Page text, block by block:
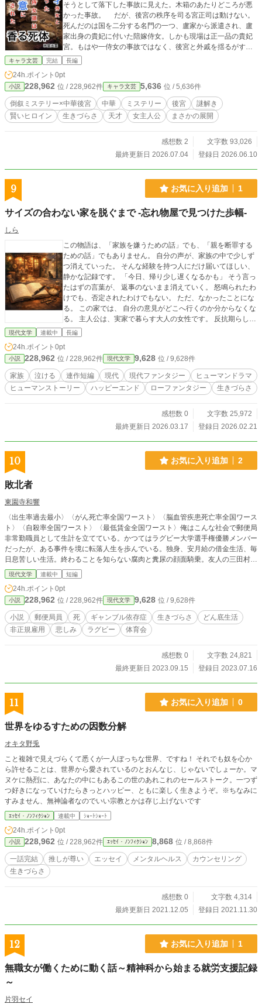
そうとして落下した事故に見えた。木箱のあたりどころが悪
かった事故。 だが、後宮の秩序を司る宮正司は動けない。
死んだのは国を二分する名門の一つ、盧家から派遣され、盧
家出身の貴妃に付いた陪嫁侍女。しかも現場は正一品の貴妃
宮。もはや一侍女の事故ではなく、後宮と外戚を揺るがす政
治案件だった。 陪嫁侍女はただの侍女ではない。貴妃が辱
告係。報告内容は、朝廷での妃の扱いや他の妃の動向など多
岐にわたる。そんな侍女が死んだとなると貴妃にとって後宮
は安全な場所ではないと実家は判断する。 皇后・崔静麗
は、賢妃・竺玲玲に調査を命じる。玲玲は上級妃でありなが
ら、皇帝と皇后だけが知る秘密の役目を持っていた。かつて
れた侍女は誰も敵わないほど優秀で、侍女頭・美友は無能だ
が人がいい。部下の方が優秀であることで起きる問題。事件
た、この舞台を作るために、陰で侍女頭・美友の下に優秀な
部下（今回の被害者）が送られてくるよう画策した人物がい
のある薬草を湯に溶かしていた。本当に貴妃の子を奪おうと
殺事件が生んだ後宮の掟のために、事件当時、美友は精神的
に追い詰められていた。その掟を作ったのが、事件を調査す
る賢妃・玲玲本人だった。事件の発端は自分が作った制度。
調査する本人も当事者として引き摺り込まれる。 そんな混
乱の中、まだ調査も終わっていないのに、盧家の使者が後宮
を訪れ、朝廷に圧力をかけてくる。まさか、事故で終わらせ
るわけはないよなと。 名門盧家は、例え事故であったとし
ても、それを簡単に受け入れれば、他の門閥貴族になめられ
る。怒りがなくても怒らなければならない立場なのだ。誰か
間から始まる倒叙ミステリーである。 しかし暴かれるの
は、犯人だけではない。 善意、嫉妬、謀略、恐怖――後宮
に閉じ込められた女たちの心が、薫衣草の香りの奥から染み
出すように立ちのぼる。 初めて弱音を吐く玲玲は、この事
件を解決できるのか。 全23話 完成済み、順次公開。 唐代
キャラ文芸 完結 長編
24h.ポイント 0pt
小説 228,962 位 / 228,962件 キャラ文芸 5,636 位 / 5,636件
倒叙ミステリー×中華後宮 中華 ミステリー 後宮
謎解き
賢いヒロイン
生きづらさ 天才 女主人公 まさかの展開
感想数 2
文字数 93,026
最終更新日 2026.07.04
登録日 2026.06.10
9 お気に入り追加 1
サイズの合わない家を脱ぐまで -忘れ物屋で見つけた歩幅-
しら
この物語は、「家族を嫌うための話」でも、「親を断罪する
ための話」でもありません。 自分の声が、家族の中で少しず
つ消えていった。 そんな経験を持つ人にだけ届いてほしい、
静かな記録です。 「今日、帰り少し遅くなるかも」 そう言っ
たはずの言葉が、 返事のないまま消えていく。 怒鳴られたわ
けでも、否定されたわけでもない。 ただ、なかったことにな
る。 この家では、 自分の意見がどこへ行くのか分からなくな
る。 主人公は、実家で暮らす大人の女性です。 反抗期らしい
反抗もせず、 「いい子」のまま年を重ねてきました。 ある
す。 母は三十分だけ姿を消し、 何事もなかったように戻って
きた。 見捨てられたわけじゃない。 でも、「いなくなること
はできる」と知ってしまった。 怒鳴られるよりも静かで、無
視されるよりも重い、空白の時間。 その感覚が、胸の奥に残
ります。 街の路地にある、少し不思議な店。 名前は「忘れ物
役割として背負ってきたものが、 “物”の形で置かれていま
「これは私のものだったのかもしれない」 と気づくための場
き、 初めて選べる距離があります。 近づかなくても、家族だ
った。 離れることで、続けられる関係もある。 これは、
「家族から逃げる話」ではありません。 「家族を許す話」で
もありません。 自分の歩幅を取り戻す話です。 静かな語り口
で進む連作短編です。 ホラーではありません。 でも、少しだ
け、不思議な気配があります。 重いテーマを含みますが、あ
しくなったら、いつでも本を閉じてください。 この物語は、
最後まで読み切ることよりも、あなたが呼吸を整えることを
大切にしたいと思っています。 もし今、 ・家族と距離を取り
たいと思っている ・「自分が悪いのかもしれない」と考え続
けてきた ・どこにも行けない気がしている そんな状態なら、
は出しません。 正解も示しません。 ただ、 「もう少し息を
してもいい場所」があることを、 そっと置いておきます。
現代文学 連載中 長編
24h.ポイント 0pt
小説 228,962 位 / 228,962件 現代文学 9,628 位 / 9,628件
家族 泣ける 連作短編 現代 現代ファンタジー
ヒューマンドラマ
ヒューマンストーリー
ハッピーエンド ローファンタジー 生きづらさ
感想数 0
文字数 25,972
最終更新日 2026.03.17
登録日 2026.02.21
10 お気に入り追加 2
敗北者
東園寺和響
〈出生率過去最小〉〈がん死亡率全国ワースト〉〈脳血管疾患死亡率全国ワース
ト〉〈自殺率全国ワースト〉〈最低賃金全国ワースト〉俺はこんな社会で郵便局
非常勤職員として生計を立てている。かつてはラグビー大学選手権優勝メンバー
だったが、ある事件を境に転落人生を歩んでいる。独身、安月給の借金生活、毎
日息苦しい生活。終わることを知らない腐肉と糞尿の顔面騎乗。友人の三田村は
教員採用試験になかなか合格せず、未だに臨時講師として働いている。這い上が
るチャンスがない。俺たちは敗北者なのか。衝撃の結末に現代社会の闇が潜在し
ている。
現代文学 連載中 短編
24h.ポイント 0pt
小説 228,962 位 / 228,962件 現代文学 9,628 位 / 9,628件
小説 郵便局員 死 ギャンブル依存症 生きづらさ
どん底生活
非正規雇用
悲しみ ラグビー 体育会
感想数 0
文字数 24,821
最終更新日 2023.09.15
登録日 2023.07.16
11 お気に入り追加 0
世界をゆるすための因数分解
オキタ野兎
こと複雑で見えづらくて悉くが一人ぼっちな世界、ですね！ それでも奴を心か
ら許せることは、世界から愛されているのとおんなじ、じゃないでしょーか。マ
ヌケに熱烈に、あなたの中にもあるこの世のあれこれのセールストーク。一つず
つ好きになっていけたらきっとハッピー、ともに楽しく生きようぞ。※ちなみに
すみません、無神論者なのでいい宗教とかは存じ上げないです
ｴｯｾｲ・ﾉﾝﾌｨｸｼｮﾝ 連載中 ｼｮｰﾄｼｮｰﾄ
24h.ポイント 0pt
小説 228,962 位 / 228,962件 ｴｯｾｲ・ﾉﾝﾌｨｸｼｮﾝ 8,868 位 / 8,868件
一話完結 推しが尊い エッセイ メンタルヘルス
カウンセリング
生きづらさ
感想数 0
文字数 4,314
最終更新日 2021.12.05
登録日 2021.11.30
12 お気に入り追加 1
無職女が働くために動く話～精神科から始まる就労支援記録
～
片羽セイ